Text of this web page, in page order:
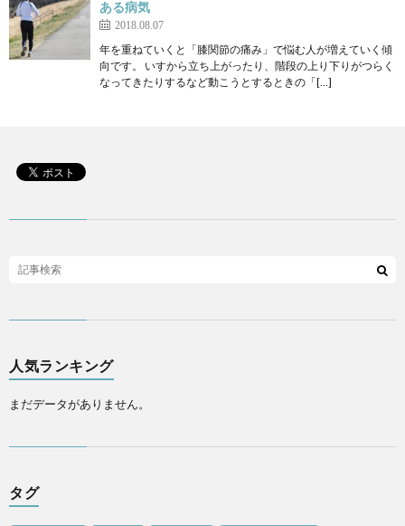
ある病気
2018.08.07
年を重ねていくと「膝関節の痛み」で悩む人が増えていく傾
向です。 いすから立ち上がったり、階段の上り下りがつらく
なってきたりするなど動こうとするときの「[…]
人気ランキング
まだデータがありません。
タグ